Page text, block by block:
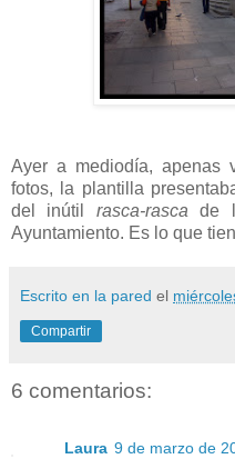
Ayer a mediodía, apenas
fotos, la plantilla
del inútil rasca-rasca de
Ayuntamiento. Es lo que
Escrito en la pared el
Compartir
6 comentarios:
Laura 9 de marzo de